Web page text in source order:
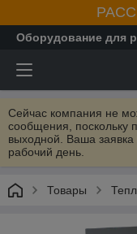
Оборудование для
Сейчас компания не
сообщения, поскольку
выходной. Ваша
рабочий день.
Товары